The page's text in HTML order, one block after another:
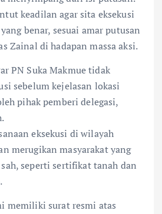
keadilan agar sita eksekusi
benar, sesuai amar putusan
Zainal di hadapan massa aksi.
PN Suka Makmue tidak
sebelum kejelasan lokasi
pihak pemberi delegasi,
eksekusi di wilayah
merugikan masyarakat yang
seperti sertifikat tanah dan
memiliki surat resmi atas